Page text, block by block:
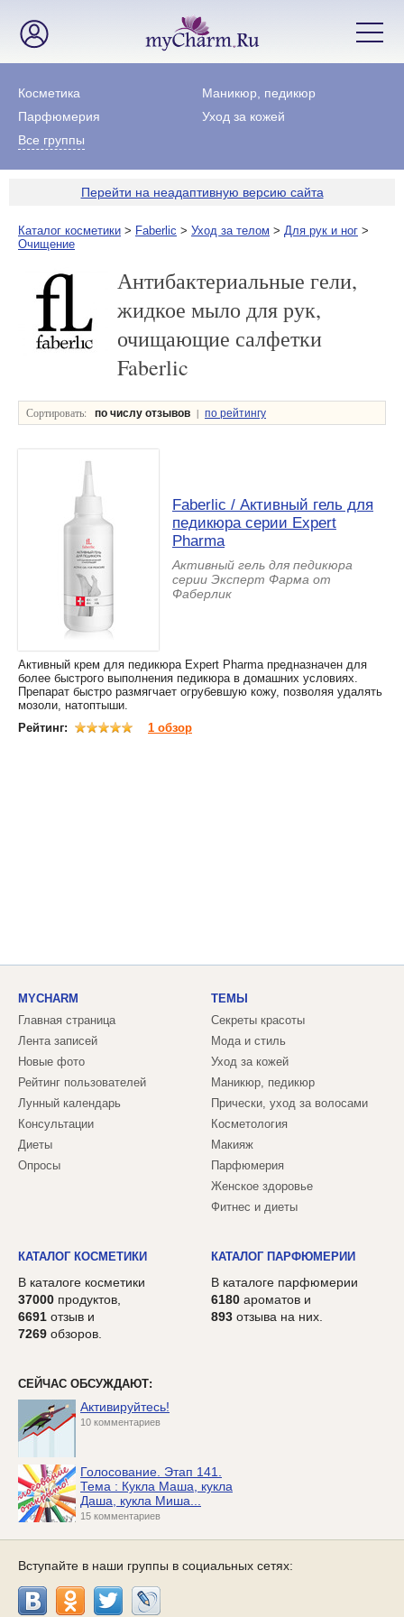
Косметика
Маникюр, педикюр
Парфюмерия
Уход за кожей
Все группы
Перейти на неадаптивную версию сайта
Каталог косметики > Faberlic > Уход за телом > Для рук и ног >
Очищение
Антибактериальные гели,
жидкое мыло для рук,
очищающие салфетки
Faberlic
Сортировать: по числу отзывов | по рейтингу
Faberlic / Активный гель для
педикюра серии Expert
Pharma
Активный гель для педикюра
серии Эксперт Фарма от
Фаберлик
Активный крем для педикюра Expert Pharma предназначен для
более быстрого выполнения педикюра в домашних условиях.
Препарат быстро размягчает огрубевшую кожу, позволяя удалять
мозоли, натоптыши.
Рейтинг:
1 обзор
MYCHARM
Главная страница
Лента записей
Новые фото
Рейтинг пользователей
Лунный календарь
Консультации
Диеты
Опросы
ТЕМЫ
Секреты красоты
Мода и стиль
Уход за кожей
Маникюр, педикюр
Прически, уход за волосами
Косметология
Макияж
Парфюмерия
Женское здоровье
Фитнес и диеты
КАТАЛОГ КОСМЕТИКИ
В каталоге косметики
37000 продуктов,
6691 отзыв и
7269 обзоров.
КАТАЛОГ ПАРФЮМЕРИИ
В каталоге парфюмерии
6180 ароматов и
893 отзыва на них.
СЕЙЧАС ОБСУЖДАЮТ:
Активируйтесь!
10 комментариев
Голосование. Этап 141.
Тема : Кукла Маша, кукла
Даша, кукла Миша...
15 комментариев
Вступайте в наши группы в социальных сетях: